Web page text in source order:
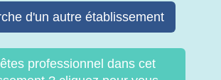
d'un autre établissement
professionnel dans cet